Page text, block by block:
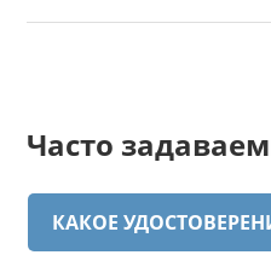
Часто
КАКОЕ